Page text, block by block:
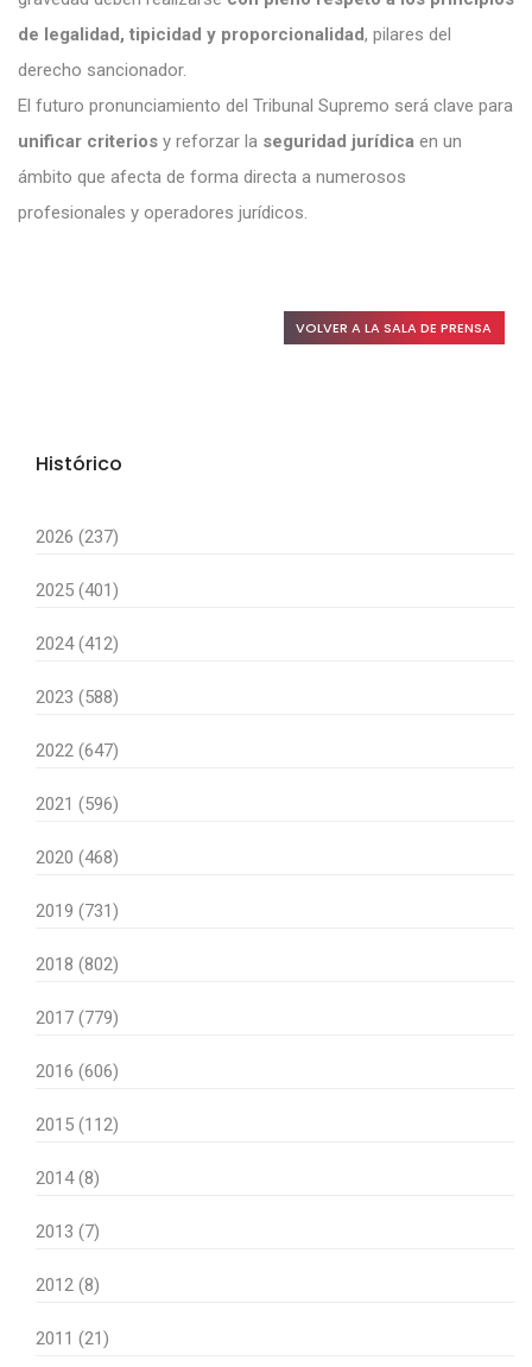
de legalidad, tipicidad y proporcionalidad, pilares del
derecho sancionador.
El futuro pronunciamiento del Tribunal Supremo será clave para
unificar criterios y reforzar la seguridad jurídica en un
ámbito que afecta de forma directa a numerosos
profesionales y operadores jurídicos.
VOLVER A LA SALA DE PRENSA
Histórico
2026 (237)
2025 (401)
2024 (412)
2023 (588)
2022 (647)
2021 (596)
2020 (468)
2019 (731)
2018 (802)
2017 (779)
2016 (606)
2015 (112)
2014 (8)
2013 (7)
2012 (8)
2011 (21)